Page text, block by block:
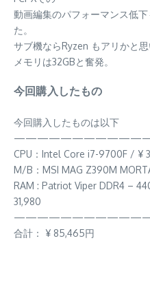
動画編集のパフォーマンス低
た。
サブ機ならRyzen もアリかと思
メモリは32GBと奮発。
今回購入したもの
今回購入したものは以下
CPU：Intel Core i7-9700F / ¥
M/B：MSI MAG Z390M
RAM : Patriot Viper DDR4 –
31,980
合計： ¥ 85,465円